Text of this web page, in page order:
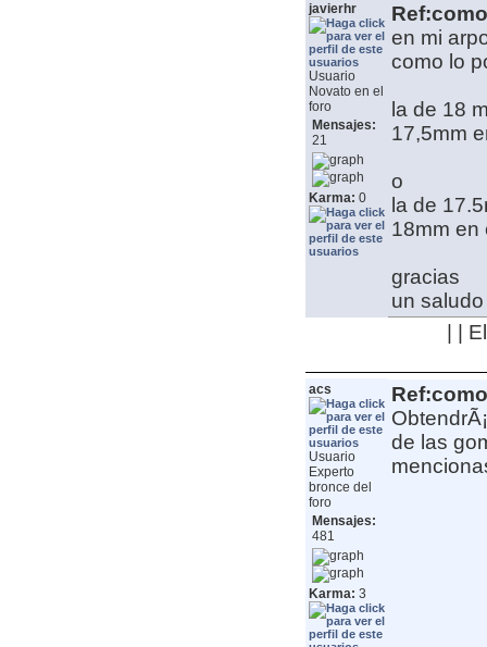
javierhr
Usuario
Novato en el
foro
Mensajes:
21
Karma: 0
en mi
como lo
la de 18
17,5mm
o
la de
18mm en
gracias
un saludo
| |
acs
Usuario
Experto
bronce del
foro
Mensajes:
481
Karma: 3
de las